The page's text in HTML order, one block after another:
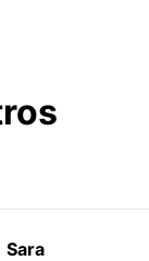
Sara